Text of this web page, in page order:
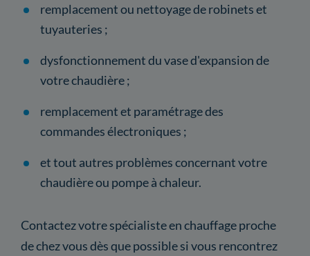
remplacement ou nettoyage de robinets et
tuyauteries ;
dysfonctionnement du vase d'expansion de
votre chaudière ;
remplacement et paramétrage des
commandes électroniques ;
et tout autres problèmes concernant votre
chaudière ou pompe à chaleur.
Contactez votre spécialiste en chauffage proche
de chez vous dès que possible si vous rencontrez